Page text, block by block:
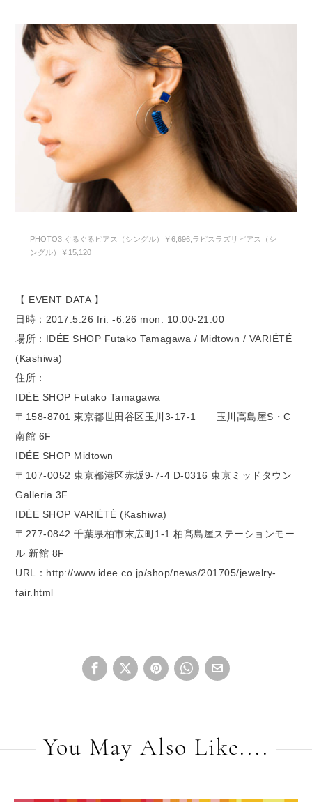
PHOTO3:ぐるぐるピアス（シングル）￥6,696,ラピスラズリピアス（シ
ングル）￥15,120
【 EVENT DATA 】
日時：2017.5.26 fri. -6.26 mon. 10:00-21:00
場所：IDÉE SHOP Futako Tamagawa / Midtown / VARIÉTÉ
(Kashiwa)
住所：
IDÉE SHOP Futako Tamagawa
〒158-8701 東京都世田谷区玉川3-17-1 玉川高島屋S・C
南館 6F
IDÉE SHOP Midtown
〒107-0052 東京都港区赤坂9-7-4 D-0316 東京ミッドタウン
Galleria 3F
IDÉE SHOP VARIÉTÉ (Kashiwa)
〒277-0842 千葉県柏市末広町1-1 柏髙島屋ステーションモー
ル 新館 8F
URL：http://www.idee.co.jp/shop/news/201705/jewelry-
fair.html
You May Also Like....